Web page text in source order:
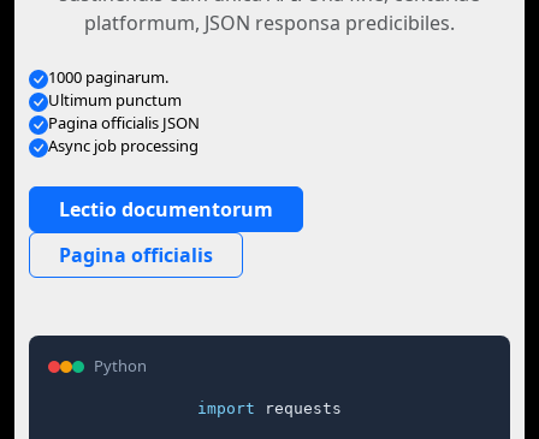
platformum, JSON responsa predicibiles.
1000 paginarum.
Ultimum punctum
Pagina officialis JSON
Async job processing
Lectio documentorum
Pagina officialis
Python
import requests